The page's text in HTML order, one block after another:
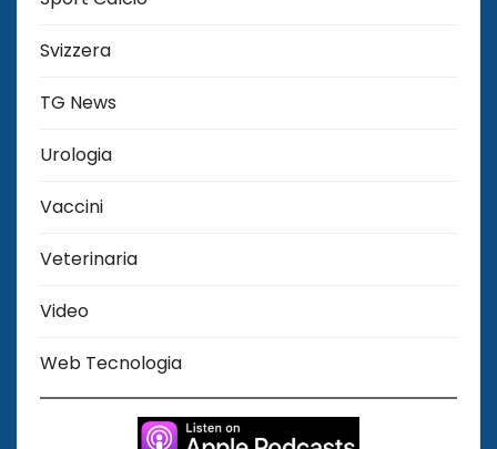
Svizzera
TG News
Urologia
Vaccini
Veterinaria
Video
Web Tecnologia